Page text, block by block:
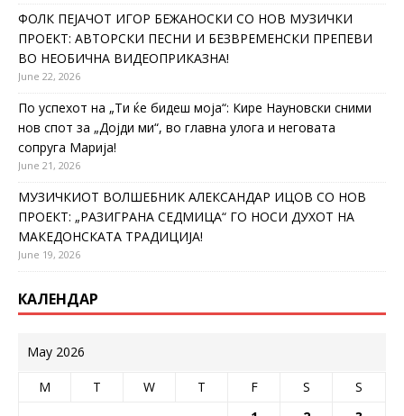
ФОЛК ПЕЈАЧОТ ИГОР БЕЖАНОСКИ СО НОВ МУЗИЧКИ
ПРОЕКТ: АВТОРСКИ ПЕСНИ И БЕЗВРЕМЕНСКИ ПРЕПЕВИ
ВО НЕОБИЧНА ВИДЕОПРИКАЗНА!
June 22, 2026
По успехот на „Ти ќе бидеш моја“: Кире Науновски сними
нов спот за „Дојди ми“, во главна улога и неговата
сопруга Марија!
June 21, 2026
МУЗИЧКИОТ ВОЛШЕБНИК АЛЕКСАНДАР ИЦОВ СО НОВ
ПРОЕКТ: „РАЗИГРАНА СЕДМИЦА“ ГО НОСИ ДУХОТ НА
МАКЕДОНСКАТА ТРАДИЦИЈА!
June 19, 2026
КАЛЕНДАР
May 2026
M T W T F S
S